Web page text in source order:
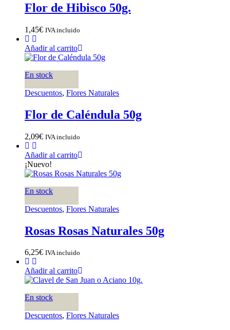
Flor de Hibisco 50g.
1,45€ IVA incluido
Añadir al carrito
En stock
Descuentos, Flores Naturales
Flor de Caléndula 50g
2,09€ IVA incluido
Añadir al carrito
¡Nuevo!
En stock
Descuentos, Flores Naturales
Rosas Rosas Naturales 50g
6,25€ IVA incluido
Añadir al carrito
En stock
Descuentos, Flores Naturales